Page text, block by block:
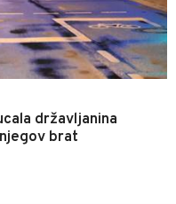
državljanina
brat